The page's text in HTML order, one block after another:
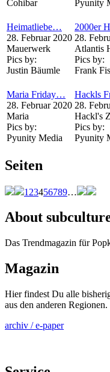
Cohibar
Pyunity
Heimatliebe…
28. Februar 2020
Mauerwerk
Pics by:
Justin Bäumle
2000er
28.
Atlantis
Pics by:
Frank
Maria Friday…
28. Februar 2020
Maria
Pics by:
Pyunity Media
Hackls
28.
Hackl's
Pics by:
Pyunity
Seiten
1 23456789…
About
Das Trendmagazin für
Magazin
Hier findest Du alle
aus den anderen Regionen.
archiv / e-paper